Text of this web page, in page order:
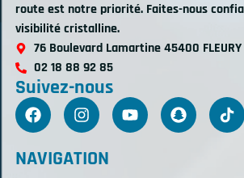
route est notre priorité. Faites-nous
visibilité cristalline.
76 Boulevard Lamartine 45400 FLEURY
02 18 88 92 85
Suivez-nous
NAVIGATION